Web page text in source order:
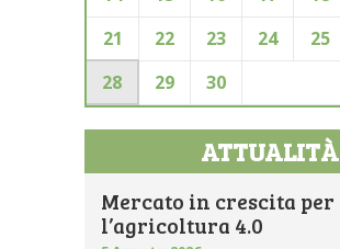
21
22 23 24 25
28
29 30
ATTUALITÀ
Mercato in crescita per
l’agricoltura 4.0